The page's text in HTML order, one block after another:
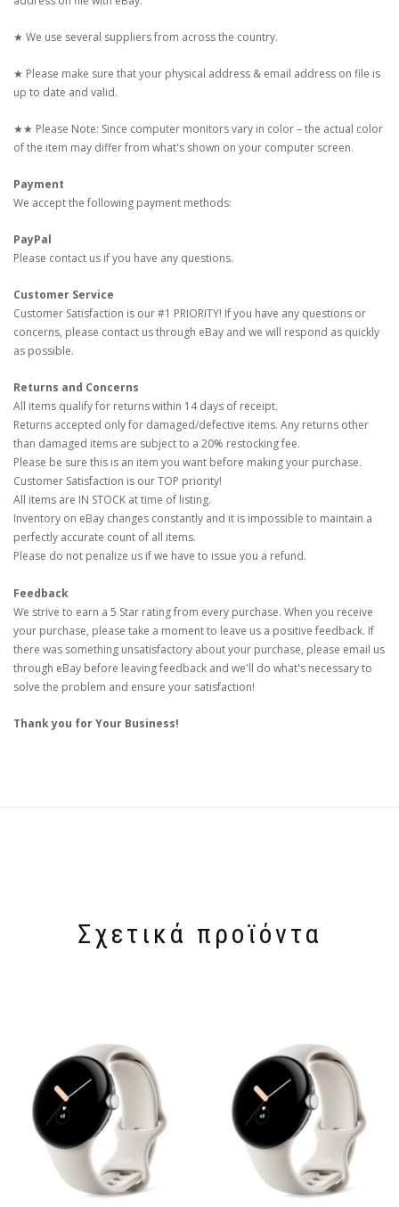
★ We use several suppliers from across the country.
★ Please make sure that your physical address & email address on file is
up to date and valid.
★★ Please Note: Since computer monitors vary in color – the actual color
of the item may differ from what's shown on your computer screen.
Payment
We accept the following payment methods:
PayPal
Please contact us if you have any questions.
Customer Service
Customer Satisfaction is our #1 PRIORITY! If you have any questions or
concerns, please contact us through eBay and we will respond as quickly
as possible.
Returns and Concerns
All items qualify for returns within 14 days of receipt.
Returns accepted only for damaged/defective items. Any returns other
than damaged items are subject to a 20% restocking fee.
Please be sure this is an item you want before making your purchase.
Customer Satisfaction is our TOP priority!
All items are IN STOCK at time of listing.
Inventory on eBay changes constantly and it is impossible to maintain a
perfectly accurate count of all items.
Please do not penalize us if we have to issue you a refund.
Feedback
We strive to earn a 5 Star rating from every purchase. When you receive
your purchase, please take a moment to leave us a positive feedback. If
there was something unsatisfactory about your purchase, please email us
through eBay before leaving feedback and we'll do what's necessary to
solve the problem and ensure your satisfaction!
Thank you for Your Business!
Σχετικά προϊόντα